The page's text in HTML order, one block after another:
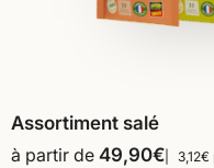
Assortiment salé
à partir de 49,90€